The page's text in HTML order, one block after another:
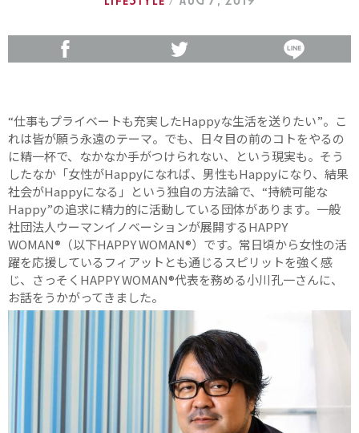
“仕事もプライベートも充実したHappyな生活を送りたい”。こ
れは皆が願う永遠のテーマ。でも、日々目の前のコトをやるの
に精一杯で、なかなか手がつけられない、という現実も。そう
したなか「女性がHappyになれば、男性もHappyになり、結果
社会がHappyになる」という独自の方法論で、“持続可能な
Happy”の追求に精力的に活動している団体があります。一般
社団法人ウーマンイノベーションが展開するHAPPY
WOMAN®（以下HAPPY WOMAN®）です。常日頃から女性の活
躍を応援しているフィアットとも通じるスピリットを強く感
じ、さっそくHAPPY WOMAN®代表を務める小川孔一さんに、
お話をうかがってきました。